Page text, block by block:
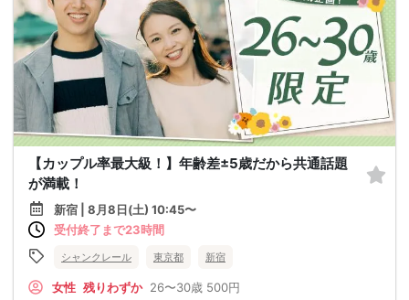
【カップル率最大級！】年齢差±5歳だから共通話題
が満載！
新宿 | 8月8日(土) 10:45〜
受付終了まで23時間
シャンクレール 東京都 新宿
女性 残りわずか 26〜30歳 500円